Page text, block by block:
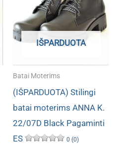
IŠPARDUOTA
Batai Moterims
(IŠPARDUOTA) Stilingi
batai moterims ANNA K.
22/07D Black Pagaminti
ES
0 (0)